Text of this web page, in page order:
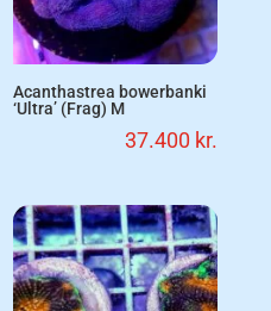
Acanthastrea bowerbanki
‘Ultra’ (Frag) M
37.400 kr.